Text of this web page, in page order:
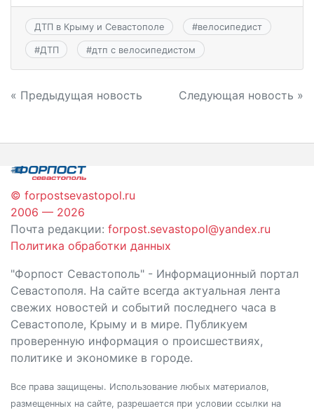
ДТП в Крыму и Севастополе #велосипедист
#ДТП #дтп с велосипедистом
Навигация
записям
« Предыдущая новость Следующая новость »
© forpostsevastopol.ru
2006 — 2026
Почта редакции: forpost.sevastopol@yandex.ru
Политика обработки данных
"Форпост Севастополь" - Информационный портал
Севастополя. На сайте всегда актуальная лента
свежих новостей и событий последнего часа в
Севастополе, Крыму и в мире. Публикуем
проверенную информация о происшествиях,
политике и экономике в городе.
Все права защищены. Использование любых материалов,
размещенных на сайте, разрешается при условии ссылки на